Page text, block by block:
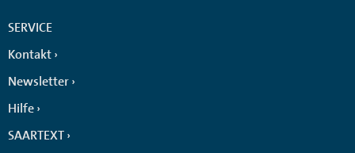
SERVICE
Kontakt
Newsletter
Hilfe
SAARTEXT